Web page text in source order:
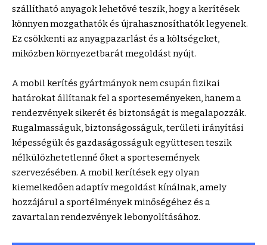
szállítható anyagok lehetővé teszik, hogy a kerítések
könnyen mozgathatók és újrahasznosíthatók legyenek.
Ez csökkenti az anyagpazarlást és a költségeket,
miközben környezetbarát megoldást nyújt.
A mobil kerítés gyártmányok nem csupán fizikai
határokat állítanak fel a sporteseményeken, hanem a
rendezvények sikerét és biztonságát is megalapozzák.
Rugalmasságuk, biztonságosságuk, területi irányítási
képességük és gazdaságosságuk együttesen teszik
nélkülözhetetlenné őket a sportesemények
szervezésében. A mobil kerítések egy olyan
kiemelkedően adaptív megoldást kínálnak, amely
hozzájárul a sportélmények minőségéhez és a
zavartalan rendezvények lebonyolításához.